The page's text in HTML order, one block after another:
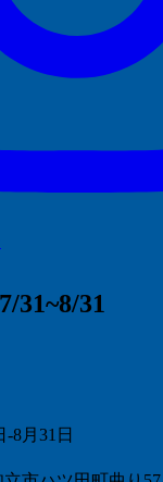
31~8/31
8月31日